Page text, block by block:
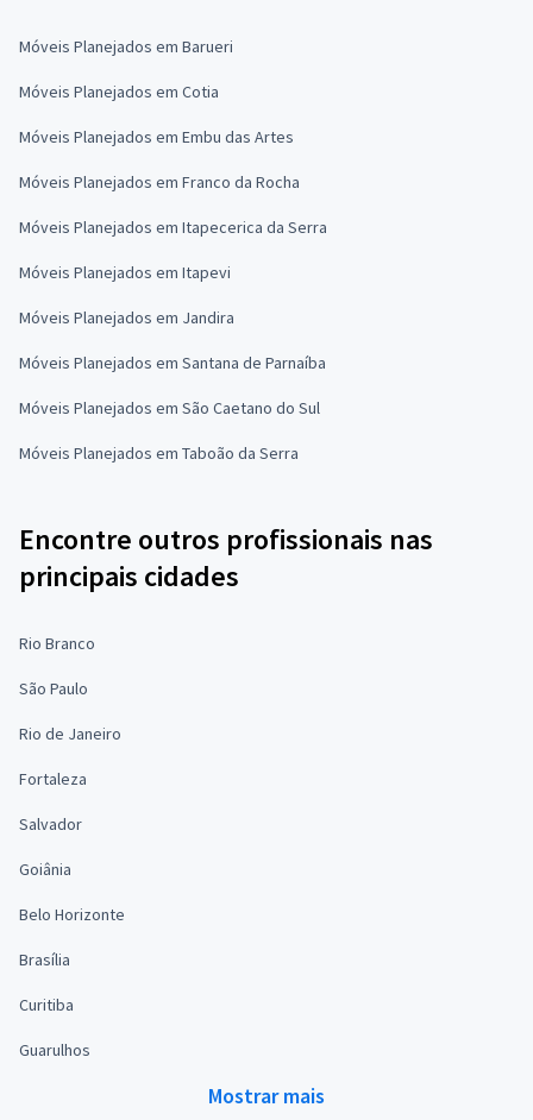
Móveis Planejados em Barueri
Móveis Planejados em Cotia
Móveis Planejados em Embu das Artes
Móveis Planejados em Franco da Rocha
Móveis Planejados em Itapecerica da Serra
Móveis Planejados em Itapevi
Móveis Planejados em Jandira
Móveis Planejados em Santana de Parnaíba
Móveis Planejados em São Caetano do Sul
Móveis Planejados em Taboão da Serra
Encontre outros profissionais nas
principais cidades
Rio Branco
São Paulo
Rio de Janeiro
Fortaleza
Salvador
Goiânia
Belo Horizonte
Brasília
Curitiba
Guarulhos
Mostrar mais